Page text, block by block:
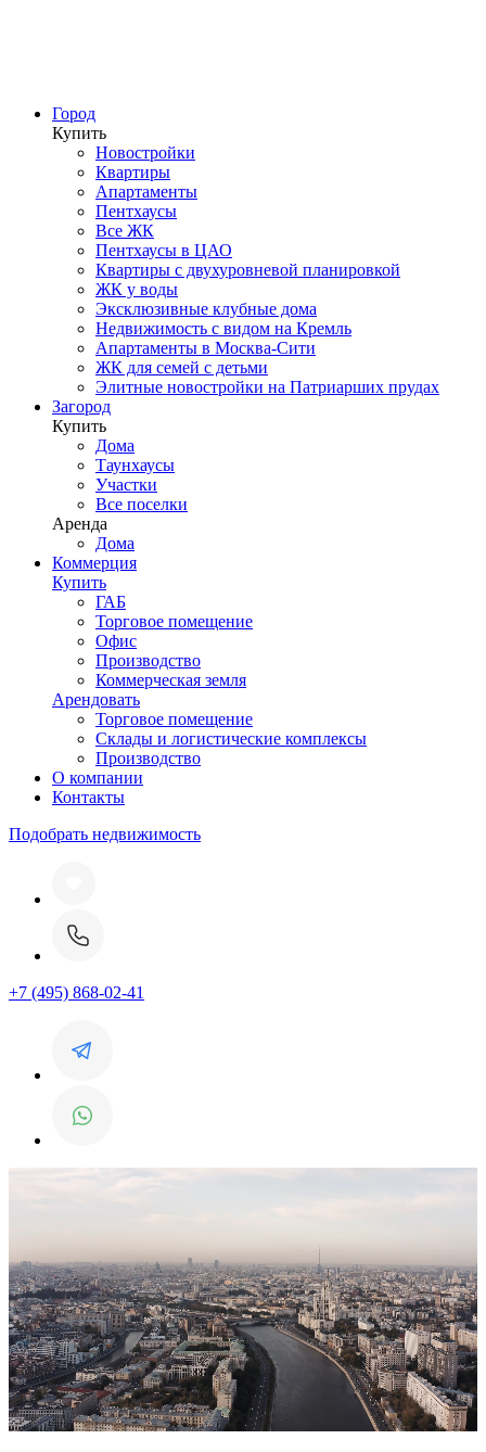
Город
Купить
Новостройки
Квартиры
Апартаменты
Пентхаусы
Все ЖК
Пентхаусы в ЦАО
Квартиры с двухуровневой планировкой
ЖК у воды
Эксклюзивные клубные дома
Недвижимость с видом на Кремль
Апартаменты в Москва-Сити
ЖК для семей с детьми
Элитные новостройки на Патриарших прудах
Загород
Купить
Дома
Таунхаусы
Участки
Все поселки
Аренда
Дома
Коммерция
Купить
ГАБ
Торговое помещение
Офис
Производство
Коммерческая земля
Арендовать
Торговое помещение
Склады и логистические комплексы
Производство
О компании
Контакты
Подобрать недвижимость
+7 (495) 868-02-41